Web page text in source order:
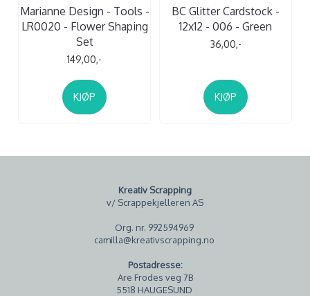
Marianne Design - Tools -
LR0020 - Flower Shaping
Set
149,00,-
KJØP
BC Glitter Cardstock -
12x12 - 006 - Green
36,00,-
KJØP
Kreativ Scrapping
v/ Scrappekjelleren AS
Org. nr. 992594969
camilla@kreativscrapping.no
Postadresse:
Are Frodes veg 7B
5518 HAUGESUND